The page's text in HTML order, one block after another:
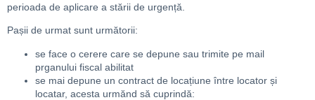
perioada de aplicare a stării de urgență.
Pașii de urmat sunt următorii:
se face o cerere care se depune sau trimite pe mail
prganului fiscal abilitat
se mai depune un contract de locațiune între locator și
locatar, acesta urmănd să cuprindă: